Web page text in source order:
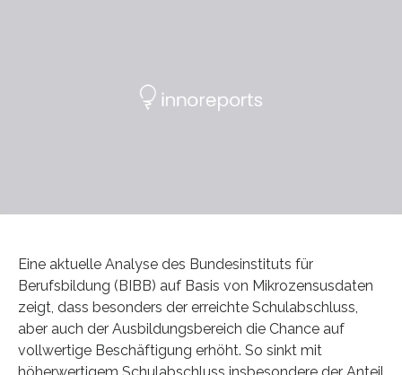
Eine aktuelle Analyse des Bundesinstituts für
Berufsbildung (BIBB) auf Basis von Mikrozensusdaten
zeigt, dass besonders der erreichte Schulabschluss,
aber auch der Ausbildungsbereich die Chance auf
vollwertige Beschäftigung erhöht. So sinkt mit
höherwertigem Schulabschluss insbesondere der Anteil